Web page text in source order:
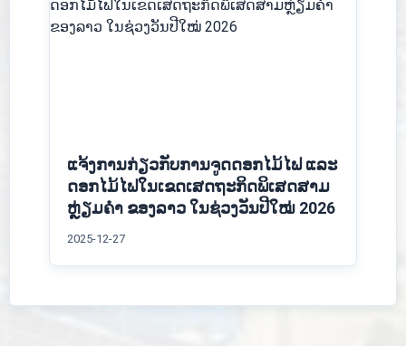
ແຈ້ງການກ່ຽວກັບການຈູດດອກໄມ້ໄຟ ແລະ
ດອກໄມ້ໄຟໃນເຂດເສດຖະກິດພິເສດສາມ
ຫຼ່ຽມຄຳ ຂອງລາວ ໃນຊ່ວງວັນປີໃໝ່ 2026
2025-12-27